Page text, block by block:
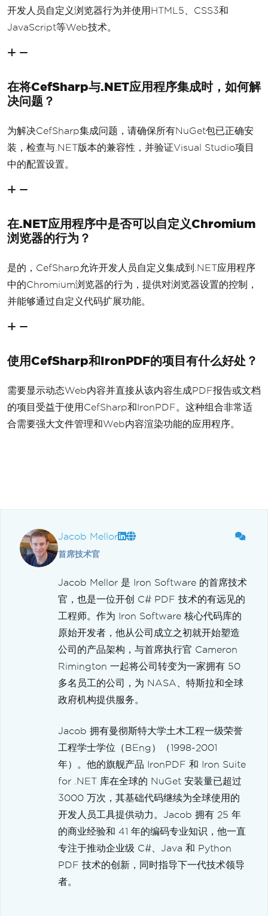
开发人员自定义浏览器行为并使用HTML5、CSS3和
JavaScript等Web技术。
在将CefSharp与.NET应用程序集成时，如何解
决问题？
为解决CefSharp集成问题，请确保所有NuGet包已正确安
装，检查与.NET版本的兼容性，并验证Visual Studio项目
中的配置设置。
在.NET应用程序中是否可以自定义Chromium
浏览器的行为？
是的，CefSharp允许开发人员自定义集成到.NET应用程序
中的Chromium浏览器的行为，提供对浏览器设置的控制，
并能够通过自定义代码扩展功能。
使用CefSharp和IronPDF的项目有什么好处？
需要显示动态Web内容并直接从该内容生成PDF报告或文档
的项目受益于使用CefSharp和IronPDF。这种组合非常适
合需要强大文件管理和Web内容渲染功能的应用程序。
Jacob Mellor
首席技术官
Jacob Mellor 是 Iron Software 的首席技术
官，也是一位开创 C# PDF 技术的有远见的
工程师。作为 Iron Software 核心代码库的
原始开发者，他从公司成立之初就开始塑造
公司的产品架构，与首席执行官 Cameron
Rimington 一起将公司转变为一家拥有 50
多名员工的公司，为 NASA、特斯拉和全球
政府机构提供服务。
Jacob 拥有曼彻斯特大学土木工程一级荣誉
工程学士学位（BEng）（1998-2001
年）。他的旗舰产品 IronPDF 和 Iron Suite
for .NET 库在全球的 NuGet 安装量已超过
3000 万次，其基础代码继续为全球使用的
开发人员工具提供动力。Jacob 拥有 25 年
的商业经验和 41 年的编码专业知识，他一直
专注于推动企业级 C#、Java 和 Python
PDF 技术的创新，同时指导下一代技术领导
者。